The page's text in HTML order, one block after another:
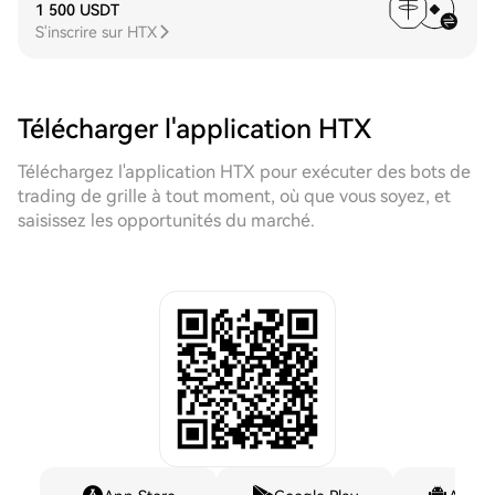
1 500 USDT
S'inscrire sur HTX
Télécharger l'application HTX
Téléchargez l'application HTX pour exécuter des bots de
trading de grille à tout moment, où que vous soyez, et
saisissez les opportunités du marché.